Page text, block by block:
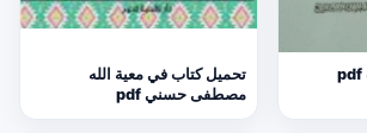
تحميل كتاب مسلكيات pdf
تحميل كتاب في معية الله
مصطفى حسني pdf